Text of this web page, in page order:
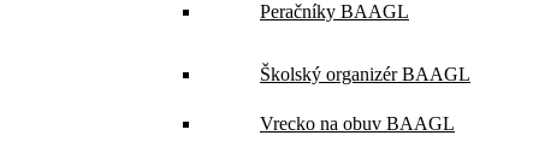
Peračníky BAAGL
Školský organizér BAAGL
Vrecko na obuv BAAGL